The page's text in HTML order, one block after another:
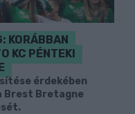
KORÁBBAN
KC PÉNTEKI
érdekében
Brest Bretagne